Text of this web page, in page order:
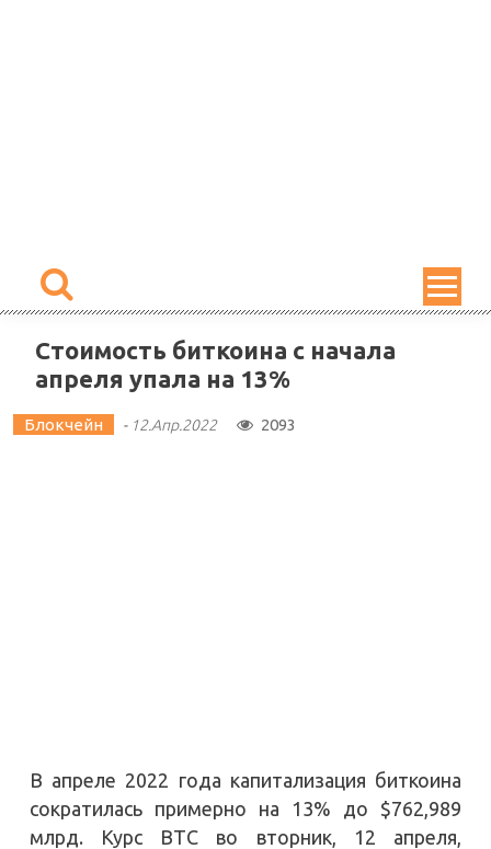
Стоимость биткоина с начала
апреля упала на 13%
Блокчейн - 12.Апр.2022 2093
В апреле 2022 года капитализация биткоина
сократилась примерно на 13% до $762,989
млрд. Курс BTC во вторник, 12 апреля,